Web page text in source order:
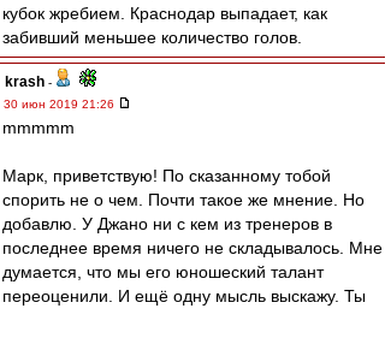
кубок жребием. Краснодар выпадает, как
забивший меньшее количество голов.
krash -
30 июн 2019 21:26
mmmmm
Марк, приветствую! По сказанному тобой
спорить не о чем. Почти такое же мнение. Но
добавлю. У Джано ни с кем из тренеров в
последнее время ничего не складывалось. Мне
думается, что мы его юношеский талант
переоценили. И ещё одну мысль выскажу. Ты